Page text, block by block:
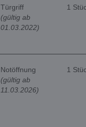
Türgriff
(gültig ab
01.03.2022)
1
Notöffnung
(gültig ab
11.03.2026)
1